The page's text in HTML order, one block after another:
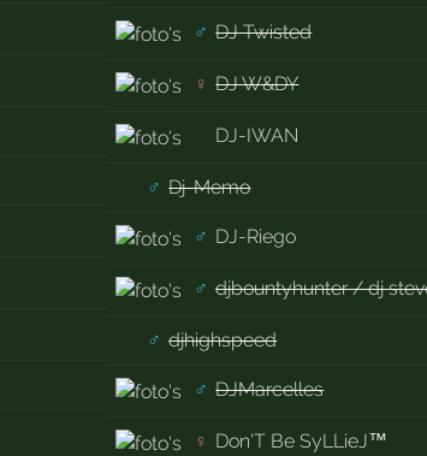
♂ DJ Twisted
♀ DJ W&DY
DJ-IWAN
♂ Dj-Memo
♂ DJ-Riego
♂ djbountyhunter / dj
♂ djhighspeed
♂ DJMarcelles
♀ Don'T Be SyLLieJ™